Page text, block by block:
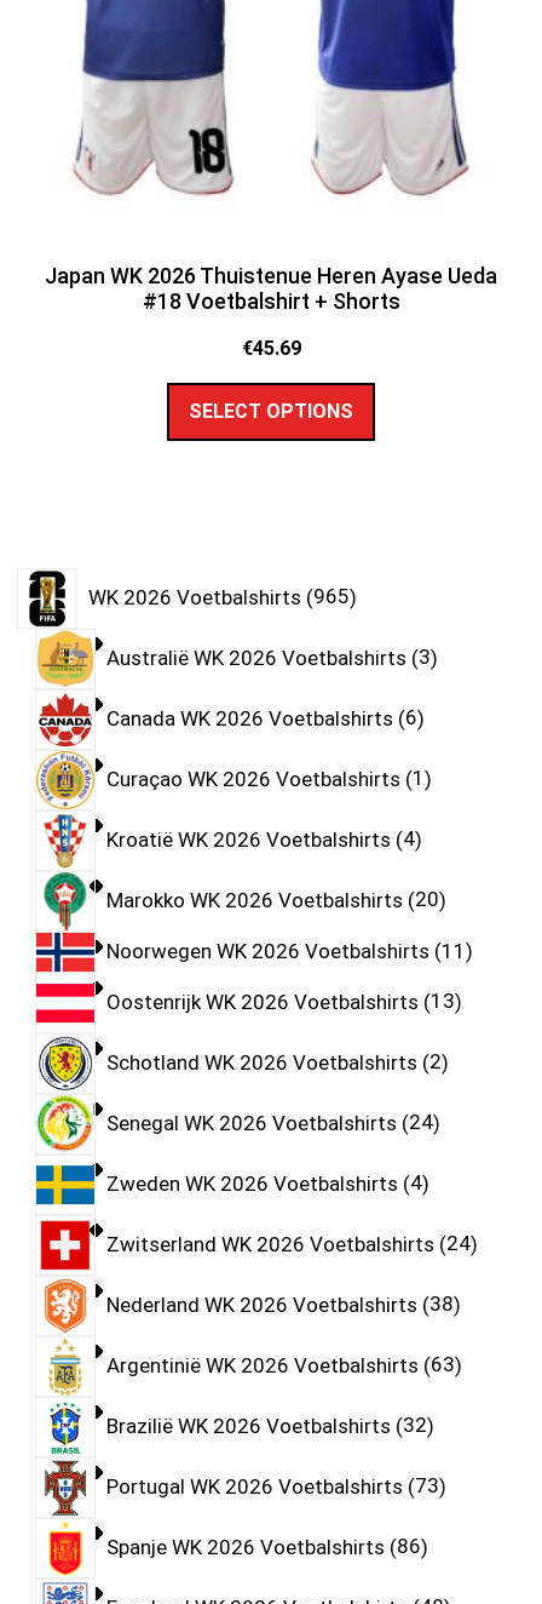
Japan WK 2026 Thuistenue Heren Ayase Ueda
#18 Voetbalshirt + Shorts
€45.69
SELECT OPTIONS
WK 2026 Voetbalshirts 965
Australië WK 2026 Voetbalshirts 3
Canada WK 2026 Voetbalshirts 6
Curaçao WK 2026 Voetbalshirts 1
Kroatië WK 2026 Voetbalshirts 4
Marokko WK 2026 Voetbalshirts 20
Noorwegen WK 2026 Voetbalshirts 11
Oostenrijk WK 2026 Voetbalshirts 13
Schotland WK 2026 Voetbalshirts 2
Senegal WK 2026 Voetbalshirts 24
Zweden WK 2026 Voetbalshirts 4
Zwitserland WK 2026 Voetbalshirts 24
Nederland WK 2026 Voetbalshirts 38
Argentinië WK 2026 Voetbalshirts 63
Brazilië WK 2026 Voetbalshirts 32
Portugal WK 2026 Voetbalshirts 73
Spanje WK 2026 Voetbalshirts 86